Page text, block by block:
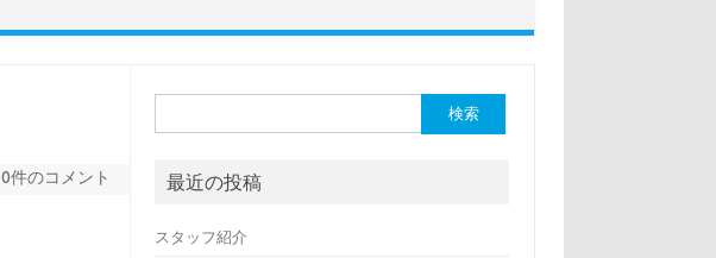
0件のコメント
索:
最近の投稿
スタッフ紹介